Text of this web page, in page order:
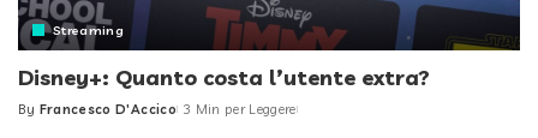
Streaming
Disney+: Quanto costa l’utente extra?
Posted
By Francesco D'Accico 3 Min per Leggere